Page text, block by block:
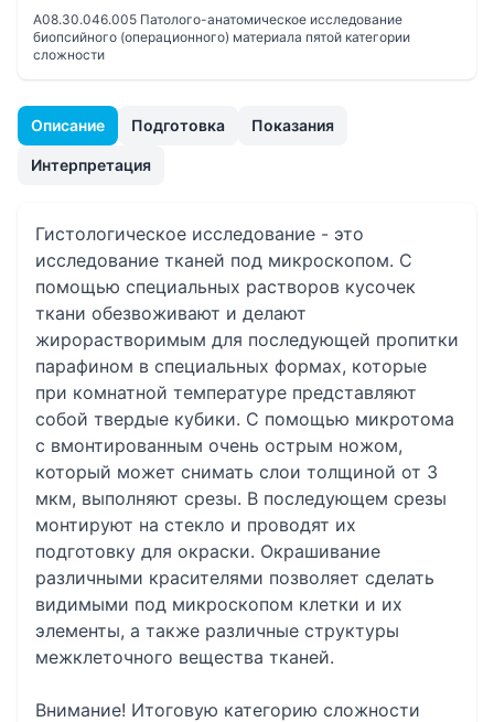
Описание Подготовка Показания
Интерпретация
Гистологическое исследование - это
исследование тканей под микроскопом. С
помощью специальных растворов кусочек
ткани обезвоживают и делают
жирорастворимым для последующей пропитки
парафином в специальных формах, которые
при комнатной температуре представляют
собой твердые кубики. С помощью микротома
с вмонтированным очень острым ножом,
который может снимать слои толщиной от 3
мкм, выполняют срезы. В последующем срезы
монтируют на стекло и проводят их
подготовку для окраски. Окрашивание
различными красителями позволяет сделать
видимыми под микроскопом клетки и их
элементы, а также различные структуры
межклеточного вещества тканей.
Внимание! Итоговую категорию сложности
A08.30.046.005 Патолого-анатомическое исследование
биопсийного (операционного) материала пятой категории
сложности